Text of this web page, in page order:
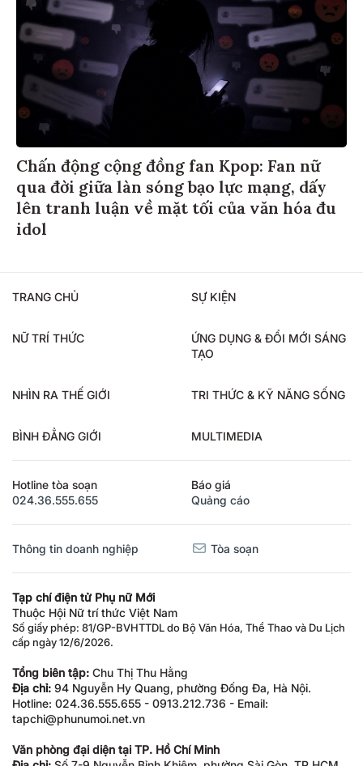
Chấn động cộng đồng fan Kpop: Fan nữ
qua đời giữa làn sóng bạo lực mạng, dấy
lên tranh luận về mặt tối của văn hóa đu
idol
TRANG CHỦ SỰ KIỆN
NỮ TRÍ THỨC
ỨNG DỤNG & ĐỔI MỚI SÁNG
TẠO
NHÌN RA THẾ GIỚI TRI THỨC & KỸ NĂNG SỐNG
BÌNH ĐẲNG GIỚI MULTIMEDIA
Hotline tòa soạn
024.36.555.655
Báo giá
Quảng cáo
Thông tin doanh nghiệp Tòa soạn
Tạp chí điện tử Phụ nữ Mới
Thuộc Hội Nữ trí thức Việt Nam
Số giấy phép: 81/GP-BVHTTDL do Bộ Văn Hóa, Thể Thao và Du Lịch
cấp ngày 12/6/2026.
Tổng biên tập: Chu Thị Thu Hằng
Địa chỉ: 94 Nguyễn Hy Quang, phường Đống Đa, Hà Nội.
Hotline: 024.36.555.655 - 0913.212.736 - Email:
tapchi@phunumoi.net.vn
Văn phòng đại diện tại TP. Hồ Chí Minh
Địa chỉ: Số 7-9 Nguyễn Bỉnh Khiêm, phường Sài Gòn, TP.HCM